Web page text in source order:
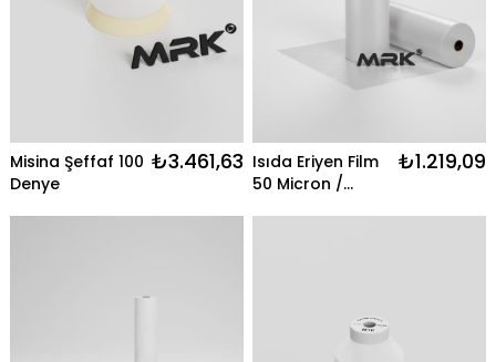
Misina Şeffaf 100
Denye
₺3.461,63 Isıda Eriyen Film
50 Micron /
₺1.219,09